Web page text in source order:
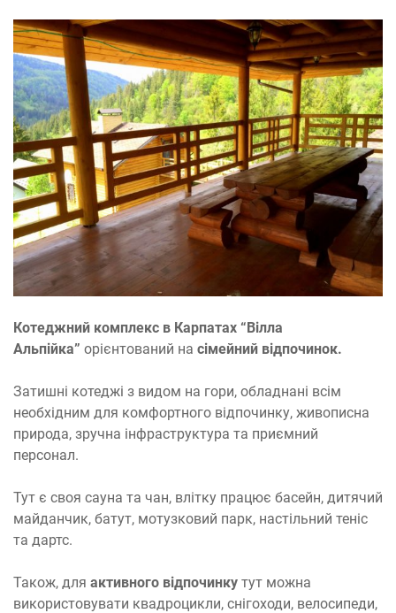
Котеджний комплекс в Карпатах “Вілла
Альпійка” орієнтований на сімейний відпочинок.
Затишні котеджі з видом на гори, обладнані всім
необхідним для комфортного відпочинку, живописна
природа, зручна інфраструктура та приємний
персонал.
Тут є своя сауна та чан, влітку працює басейн, дитячий
майданчик, батут, мотузковий парк, настільний теніс
та дартс.
Також, для активного відпочинку тут можна
використовувати квадроцикли, снігоходи, велосипеди,